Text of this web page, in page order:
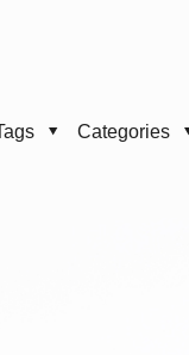
Categories